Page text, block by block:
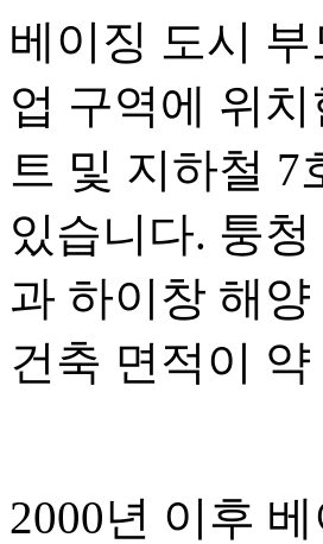
베이징 도시
업 구역에 위
트 및 지하철
있습니다. 퉁청
과 하이창 해
건축 면적이
2000년 이후